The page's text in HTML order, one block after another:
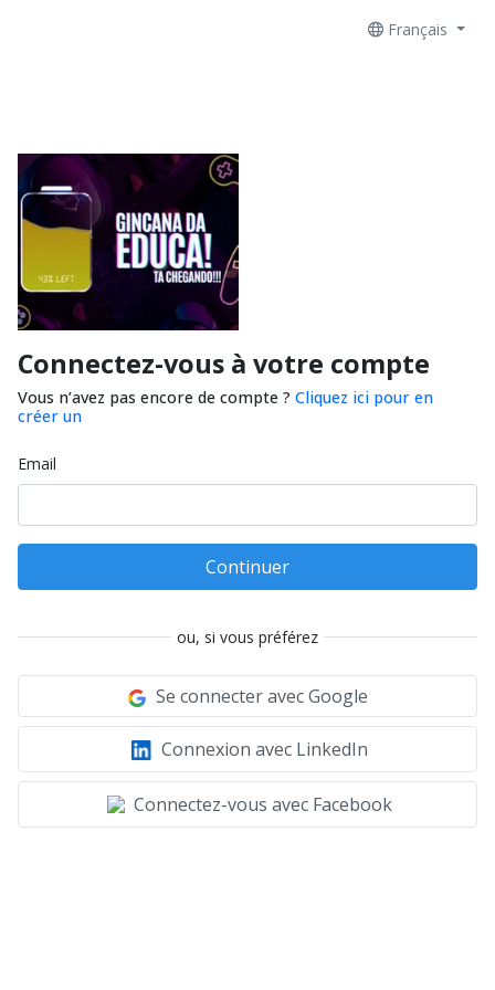
Français
Connectez-vous à votre compte
Vous n’avez pas encore de compte ? Cliquez ici pour en
créer un
Email
Continuer
ou, si vous préférez
Se connecter avec Google
Connexion avec LinkedIn
Connectez-vous avec Facebook